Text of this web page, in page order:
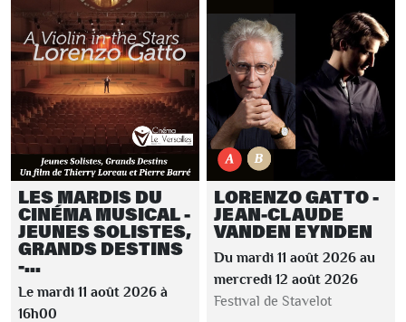
LES MARDIS DU
CINÉMA MUSICAL -
JEUNES SOLISTES,
GRANDS DESTINS
-...
Le mardi 11 août 2026 à
16h00
LORENZO GATTO -
JEAN-CLAUDE
VANDEN EYNDEN
Du mardi 11 août 2026 au
mercredi 12 août 2026
Festival de Stavelot